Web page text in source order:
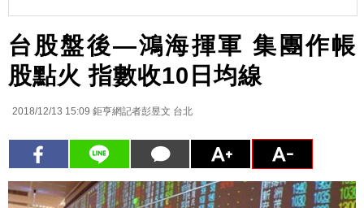
台股盤後—鴻海揮軍 集團作帳
股點火 指數收10日均線
2018/12/13 15:09 鉅亨網記者彭昱文 台北